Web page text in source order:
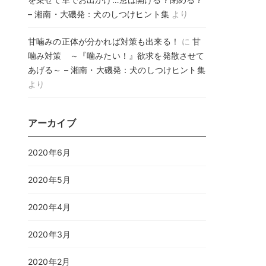
– 湘南・大磯発：犬のしつけヒント集より
甘噛みの正体が分かれば対策も出来る！ に甘
噛み対策 ～『噛みたい！』欲求を発散させて
あげる～ – 湘南・大磯発：犬のしつけヒント集
より
アーカイブ
2020年6月
2020年5月
2020年4月
2020年3月
2020年2月